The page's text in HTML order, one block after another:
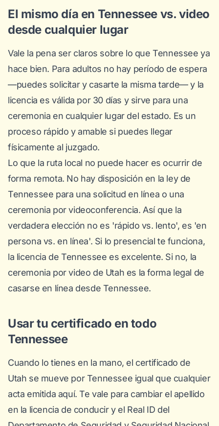
El mismo día en Tennessee vs. video
desde cualquier lugar
Vale la pena ser claros sobre lo que Tennessee ya
hace bien. Para adultos no hay período de espera
—puedes solicitar y casarte la misma tarde— y la
licencia es válida por 30 días y sirve para una
ceremonia en cualquier lugar del estado. Es un
proceso rápido y amable si puedes llegar
físicamente al juzgado.
Lo que la ruta local no puede hacer es ocurrir de
forma remota. No hay disposición en la ley de
Tennessee para una solicitud en línea o una
ceremonia por videoconferencia. Así que la
verdadera elección no es 'rápido vs. lento', es 'en
persona vs. en línea'. Si lo presencial te funciona,
la licencia de Tennessee es excelente. Si no, la
ceremonia por video de Utah es la forma legal de
casarse en línea desde Tennessee.
Usar tu certificado en todo
Tennessee
Cuando lo tienes en la mano, el certificado de
Utah se mueve por Tennessee igual que cualquier
acta emitida aquí. Te vale para cambiar el apellido
en la licencia de conducir y el Real ID del